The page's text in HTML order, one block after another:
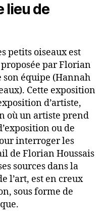
lieu de
petits oiseaux est
par Florian
son équipe (Hannah
Cette exposition
d’artiste,
où un artiste prend
ou de
interroger les
de Florian Houssais
sources dans la
l’art, est en creux
sous forme de